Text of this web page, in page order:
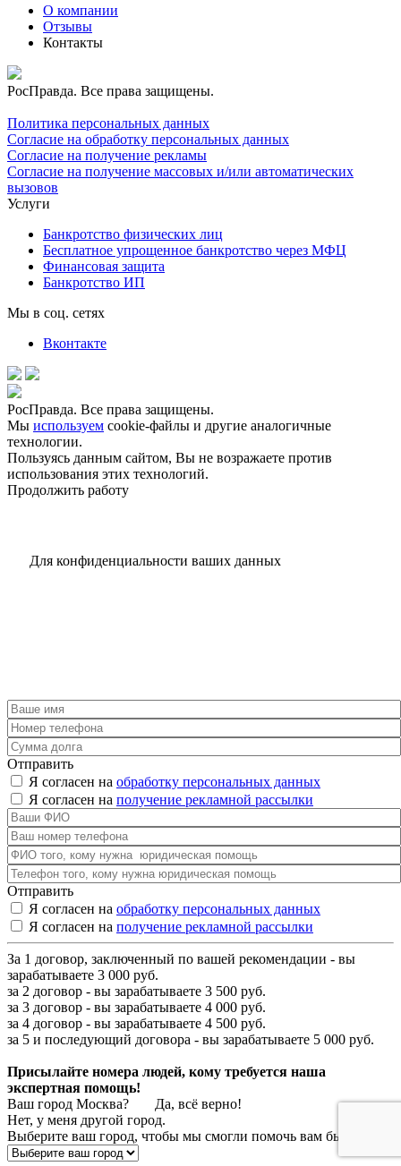
О компании
Отзывы
Контакты
РосПравда. Все права защищены.
Политика персональных данных
Согласие на обработку персональных данных
Согласие на получение рекламы
Согласие на получение массовых и/или автоматических
вызовов
Услуги
Банкротство физических лиц
Бесплатное упрощенное банкротство через МФЦ
Финансовая защита
Банкротство ИП
Мы в соц. сетях
Вконтакте
РосПравда. Все права защищены.
Мы используем cookie-файлы и другие аналогичные
технологии.
Пользуясь данным сайтом, Вы не возражаете против
использования этих технологий.
Продолжить работу
Для конфиденциальности ваших данных
Отправить
Я согласен на обработку персональных данных
Я согласен на получение рекламной рассылки
Отправить
Я согласен на обработку персональных данных
Я согласен на получение рекламной рассылки
За 1 договор, заключенный по вашей рекомендации - вы
зарабатываете 3 000 руб.
за 2 договор - вы зарабатываете 3 500 руб.
за 3 договор - вы зарабатываете 4 000 руб.
за 4 договор - вы зарабатываете 4 500 руб.
за 5 и последующий договора - вы зарабатываете 5 000 руб.
Присылайте номера людей, кому требуется наша
экспертная помощь!
Ваш город Москва?
Да, всё верно!
Нет, у меня другой город.
Выберите ваш город, чтобы мы смогли помочь вам быстрее